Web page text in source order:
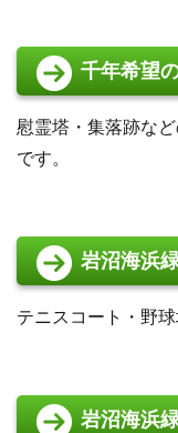
千年希望
慰霊塔・集落跡な
です。
岩沼海浜
テニスコート・野
岩沼海浜